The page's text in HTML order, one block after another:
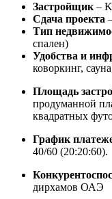
Застройщик–
Сдача проекта
Тип
спален)
Удобства и
коворкинг,
Площадь
продуманной
квадратных
График
40/60 (20:20:60).
дирхамов ОАЭ